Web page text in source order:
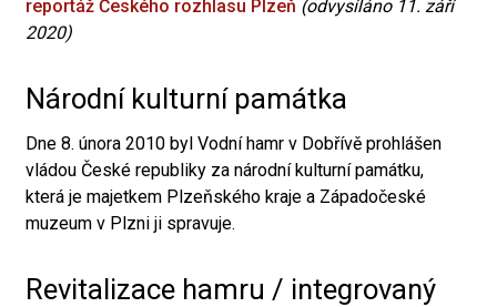
reportáž Českého rozhlasu Plzeň (odvysíláno 11. září
2020)
Národní kulturní památka
Dne 8. února 2010 byl Vodní hamr v Dobřívě prohlášen
vládou České republiky za národní kulturní památku,
která je majetkem Plzeňského kraje a Západočeské
muzeum v Plzni ji spravuje.
Revitalizace hamru / integrovaný